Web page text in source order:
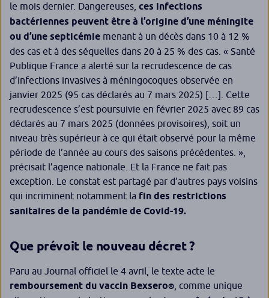
le mois dernier. Dangereuses, ces infections
bactériennes peuvent être à l’origine d’une méningite
ou d’une septicémie menant à un décès dans 10 à 12 %
des cas et à des séquelles dans 20 à 25 % des cas. « Santé
Publique France a alerté sur la recrudescence de cas
d’infections invasives à méningocoques observée en
janvier 2025 (95 cas déclarés au 7 mars 2025) […]. Cette
recrudescence s’est poursuivie en février 2025 avec 89 cas
déclarés au 7 mars 2025 (données provisoires), soit un
niveau très supérieur à ce qui était observé pour la même
période de l’année au cours des saisons précédentes. »
précisait l’agence nationale. Et la France ne fait pas
exception. Le constat est partagé par d’autres pays voisins
qui incriminent notamment la fin des restrictions
sanitaires de la pandémie de Covid-19.
Que prévoit le nouveau décret ?
Paru au Journal officiel le 4 avril, le texte acte le
remboursement du vaccin Bexsero® , comme unique